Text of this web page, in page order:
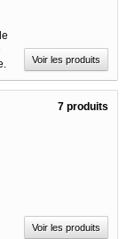
Voir les produits
7 produits
Voir les produits